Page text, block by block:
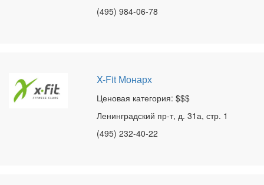
(495) 984-06-78
X-Fit Монарх
Ценовая категория: $$$
Ленинградский пр-т, д. 31а, стр. 1
(495) 232-40-22